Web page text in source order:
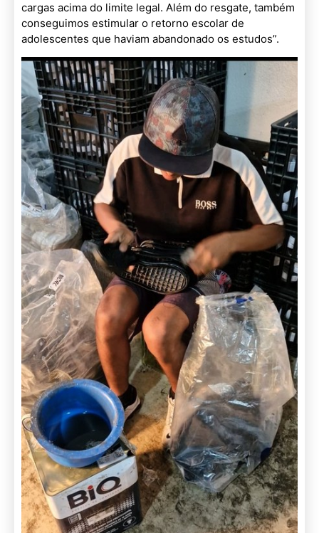
cargas acima do limite legal. Além do resgate, também
conseguimos estimular o retorno escolar de
adolescentes que haviam abandonado os estudos”.